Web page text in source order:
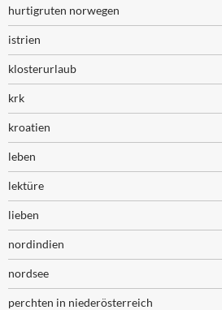
hurtigruten norwegen
istrien
klosterurlaub
krk
kroatien
leben
lektüre
lieben
nordindien
nordsee
perchten in niederösterreich